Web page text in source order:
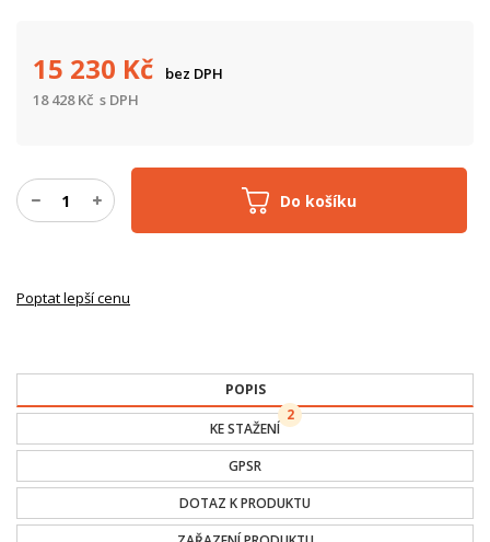
Do košíku
15 230 Kč
bez DPH
18 428Kč s DPH
Poptat lepší cenu
POPIS
KE STAŽENÍ
2
GPSR
DOTAZ K PRODUKTU